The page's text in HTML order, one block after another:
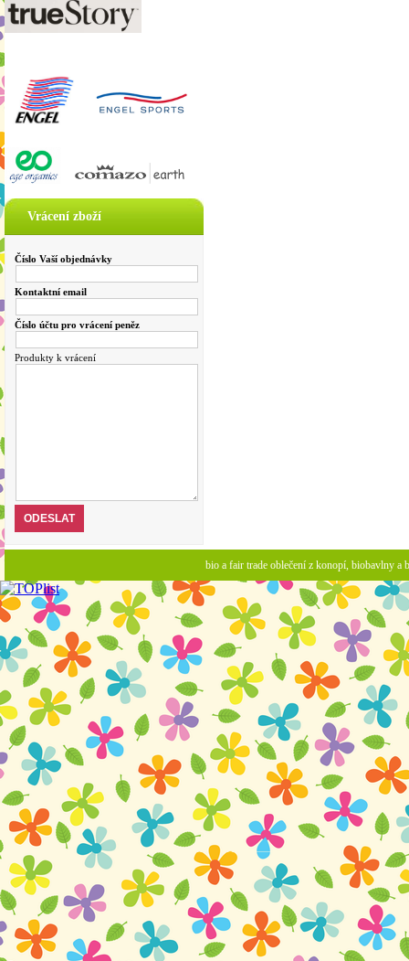
Vrácení zboží
Číslo Vaší objednávky
Kontaktní email
Číslo účtu pro vrácení peněz
Produkty k vrácení
bio a fair trade oblečení z konopí, biobavlny a